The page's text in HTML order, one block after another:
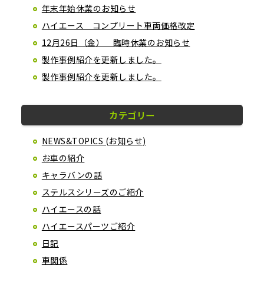
年末年始休業のお知らせ
ハイエース コンプリート車両価格改定
12月26日（金） 臨時休業のお知らせ
製作事例紹介を更新しました。
製作事例紹介を更新しました。
カテゴリー
NEWS&TOPICS (お知らせ)
お車の紹介
キャラバンの話
ステルスシリーズのご紹介
ハイエースの話
ハイエースパーツご紹介
日記
車関係